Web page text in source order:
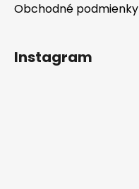
Obchodné podmienky
Instagram